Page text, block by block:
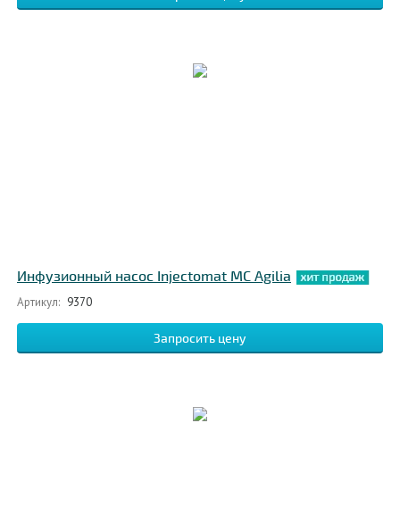
Инфузионный насос Injectomat MC Agilia
Артикул: 9370
Запросить цену